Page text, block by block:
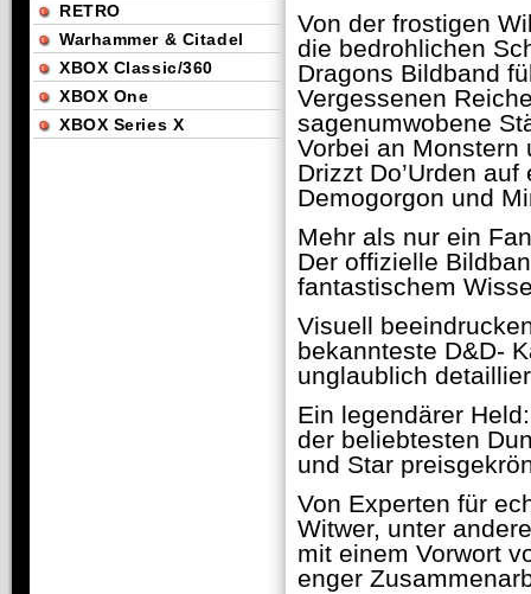
Von der frostigen
die bedrohlichen
Dragons Bildband
Vergessenen
sagenumwobene
Vorbei an Monstern
Drizzt Do’Urden
Demogorgon und
Mehr als nur ein
Der offizielle
fantastischem
Visuell
bekannteste D&D-
unglaublich
Ein legendärer
der beliebtesten
und Star
Von Experten für
Witwer, unter
mit einem Vorwort
enger
RETRO
Warhammer & Citadel
XBOX Classic/360
XBOX One
XBOX Series X